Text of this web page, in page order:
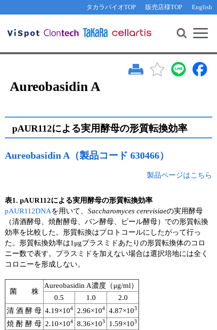
タカラバイオTOP 販売店様TOP English
機能解析・サイレンシング
核酸抽出・精製・標識
リアルタイムPCR（qPCR）
装置・ソフトウェア
サンプル請求
その他 ライセンスに関するご相談
遺伝子組換え生物該当製品
研究支援ツール
Cut-Site Navigator 制限酵素切断サイトの検索
リアルタイムPCR（インターカレーター法）
プライマー検索・注文
プライマー・プローブ検索・注文
機器ソフトウェア・ベクター配列ダウンロード
ラーニングセンター
実験ガイド
リアルタイムPCR実験ガイド
遺伝子検査ガイド（食品・水質・家畜他）
NGSポータルサイト
幹細胞・再生医療研究ガイド
クローニング実験ガイド
お問い合わせ WEB会員登録
Aureobasidin A
pAUR112による実用酵母の形質転換効率
Aureobasidin A（製品コード 630466）
製品ページはこちら
表1. pAUR112による実用酵母の形質転換効率
pAUR112DNAを用いて、 Saccharomyces cerevisiaeの実用酵母
（清酒酵母、焼酎酵母、パン酵母、ビール酵母）での形質転換
効率を比較した。形質転換はプロトコールにしたがって行っ
た。形質転換効率は1μgプラスミドあたりの形質転換体のコロ
ニー数で表す。プラスミドを加えない場合は選択培地には全く
コロニーを形成しない。
菌 株
Aureobasidin A濃度（μg/ml）
0.5
1.0
2.0
清 酒 酵 母 4.19×104 2.96×104 4.87×103
焼 酎 酵 母 2.10×104 8.36×103 1.59×103